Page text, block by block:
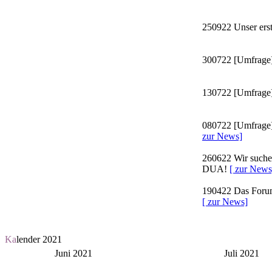
250922 Unser
300722
130722
080722
zur News]
260622 Wir
DUA! [ zur
190422 Das
[ zur News]
Kalender 2021
Juni 2021
Juli 2021